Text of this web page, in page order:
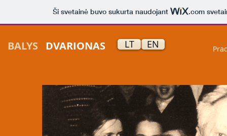
Ši svetainė buvo sukurta naudojant .com
BALYS DVARIONAS EN
LT